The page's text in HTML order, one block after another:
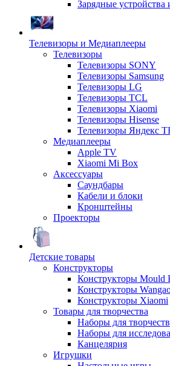
Зарядные устройства
Телевизоры и Медиаплееры
Телевизоры
Телевизоры SONY
Телевизоры Samsung
Телевизоры LG
Телевизоры TCL
Телевизоры Xiaomi
Телевизоры Hisense
Телевизоры Яндекс
Медиаплееры
Apple TV
Xiaomi Mi Box
Аксессуары
Саундбары
Кабели и блоки
Кронштейны
Проекторы
Детские товары
Конструкторы
Конструкторы Mould
Конструкторы
Конструкторы Xiaomi
Товары для творчества
Наборы для
Наборы для
Канцелярия
Игрушки